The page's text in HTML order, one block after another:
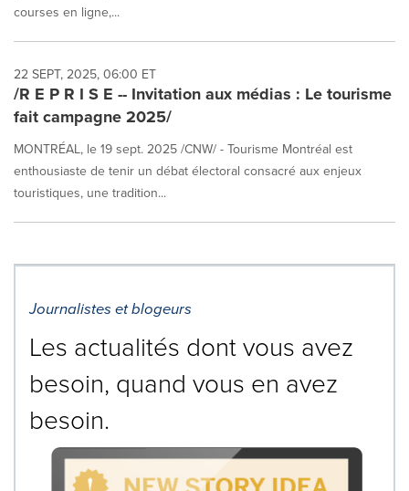
courses en ligne,...
22 SEPT, 2025, 06:00 ET
/R E P R I S E -- Invitation aux médias : Le tourisme
fait campagne 2025/
MONTRÉAL, le 19 sept. 2025 /CNW/ - Tourisme Montréal est
enthousiaste de tenir un débat électoral consacré aux enjeux
touristiques, une tradition...
Journalistes et blogeurs
Les actualités dont vous avez
besoin, quand vous en avez
besoin.